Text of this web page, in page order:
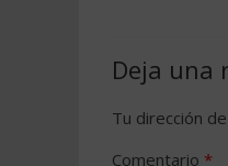
Deja una
Tu dirección
Comentario *